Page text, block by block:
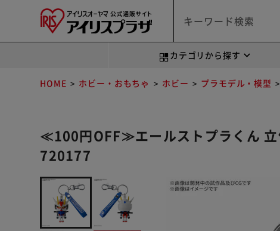
カテゴリから探す
HOME ホビー・おもちゃ ホビー プラモデル・模型
≪100円OFF≫エールストプラくん 立
720177